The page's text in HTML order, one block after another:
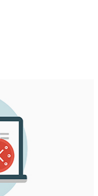
链路，省去了第三方